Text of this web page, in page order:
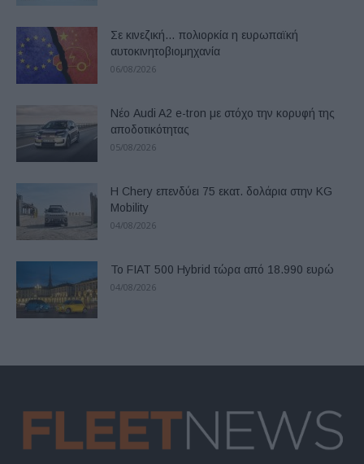
Σε κινεζική… πολιορκία η ευρωπαϊκή
αυτοκινητοβιομηχανία
06/08/2026
Νέο Audi A2 e-tron με στόχο την κορυφή της
αποδοτικότητας
05/08/2026
Η Chery επενδύει 75 εκατ. δολάρια στην KG
Mobility
04/08/2026
Το FIAT 500 Hybrid τώρα από 18.990 ευρώ
04/08/2026